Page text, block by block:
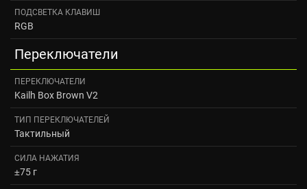
ПОДСВЕТКА КЛАВИШ
RGB
Переключатели
ПЕРЕКЛЮЧАТЕЛИ
Kailh Box Brown V2
ТИП ПЕРЕКЛЮЧАТЕЛЕЙ
Тактильный
СИЛА НАЖАТИЯ
±75 г